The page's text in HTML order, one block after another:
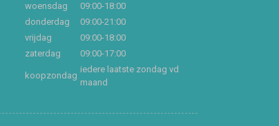
woensdag
09:00-18:00
donderdag
09:00-21:00
vrijdag
09:00-18:00
zaterdag
09:00-17:00
koopzondag
iedere laatste zondag vd
maand